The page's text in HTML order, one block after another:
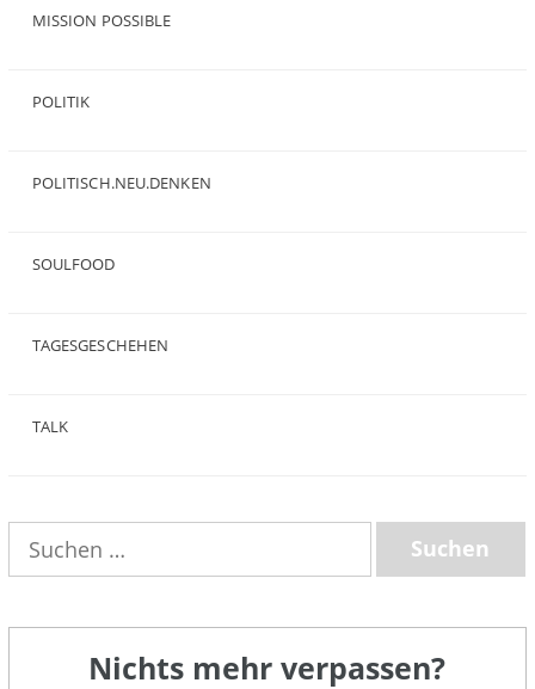
MISSION POSSIBLE
POLITIK
POLITISCH.NEU.DENKEN
SOULFOOD
TAGESGESCHEHEN
TALK
nach:
Nichts mehr verpassen?